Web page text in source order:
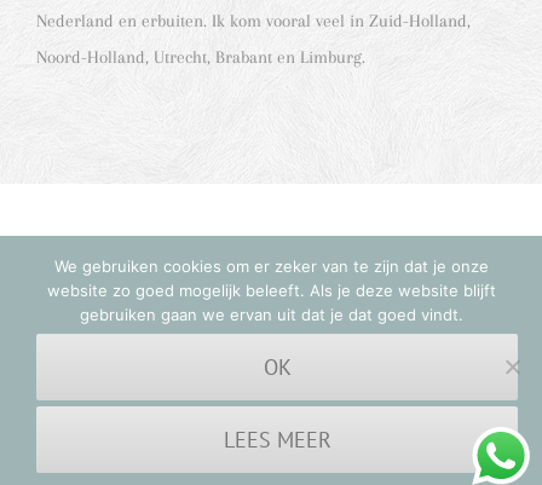
Nederland en erbuiten. Ik kom vooral veel in Zuid-Holland,
Noord-Holland, Utrecht, Brabant en Limburg.
© Copyright 2012 -2026 | Natalja Fotografie | All Rights
Reserved | Laat mij het verhaal van jullie liefde vertellen
We gebruiken cookies om er zeker van te zijn dat je onze
website zo goed mogelijk beleeft. Als je deze website blijft
gebruiken gaan we ervan uit dat je dat goed vindt.
OK
LEES MEER